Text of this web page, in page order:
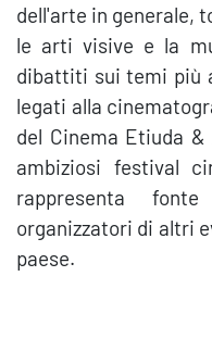
dell'arte in generale,
le arti visive e la
dibattiti sui temi più
legati alla
del Cinema Etiuda
ambiziosi festival
rappresenta
organizzatori di altri
paese.